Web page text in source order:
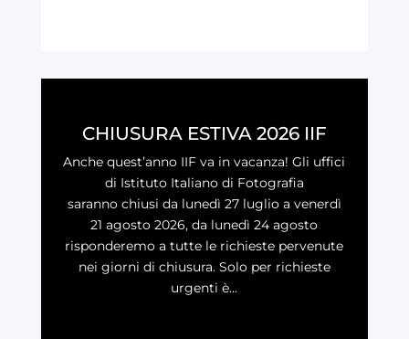
CHIUSURA ESTIVA 2026 IIF
Anche quest’anno IIF va in vacanza! Gli uffici
di Istituto Italiano di Fotografia
saranno chiusi da lunedì 27 luglio a venerdì
21 agosto 2026, da lunedì 24 agosto
risponderemo a tutte le richieste pervenute
nei giorni di chiusura. Solo per richieste
urgenti è...